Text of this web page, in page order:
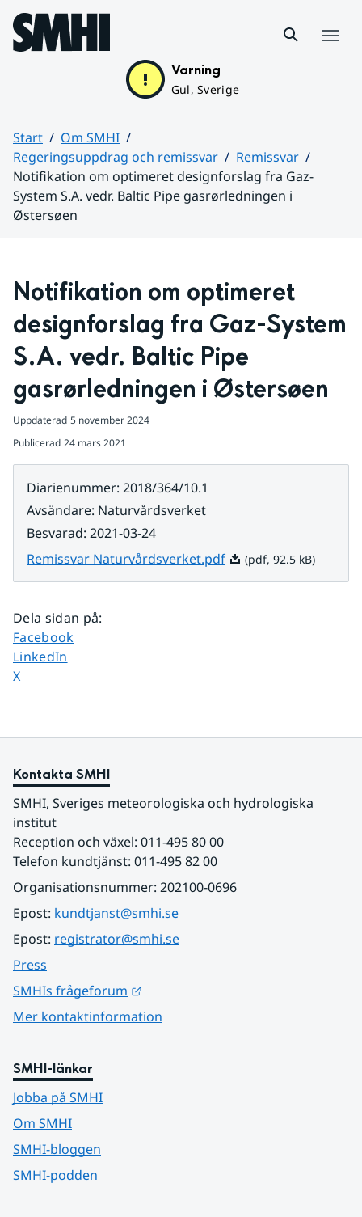
Hoppa till sidans innehåll
Varning
Gul, Sverige
Start
Om SMHI
Regeringsuppdrag och remissvar
Remissvar
Notifikation om optimeret designforslag fra Gaz-
System S.A. vedr. Baltic Pipe gasrørledningen i
Østersøen
Notifikation om optimeret
designforslag fra Gaz-System
S.A. vedr. Baltic Pipe
gasrørledningen i Østersøen
Uppdaterad 5 november 2024
Publicerad 24 mars 2021
Diarienummer: 2018/364/10.1
Avsändare: Naturvårdsverket
Besvarad: 2021-03-24
Remissvar Naturvårdsverket.pdfPdf, 92.5 kB.
(pdf, 92.5 kB)
Dela sidan på:
Dela sidan på
Facebook
Dela sidan på
LinkedIn
Dela sidan på
X
Kontakta SMHI
SMHI, Sveriges meteorologiska och hydrologiska
institut
Reception och växel: 011-495 80 00
Telefon kundtjänst: 011-495 82 00
Organisationsnummer: 202100-0696
Epost: kundtjanst@smhi.se
Epost: registrator@smhi.se
Press
SMHIs frågeforum
Mer kontaktinformation
SMHI-länkar
Jobba på SMHI
Om SMHI
SMHI-bloggen
SMHI-podden